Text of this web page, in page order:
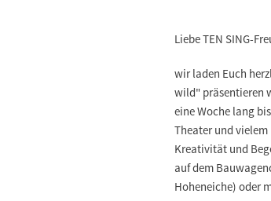
Liebe TEN SING-
wir laden Euch
wild" präsentieren
eine Woche lang
Theater und
Kreativität und
auf dem
Hoheneiche) oder